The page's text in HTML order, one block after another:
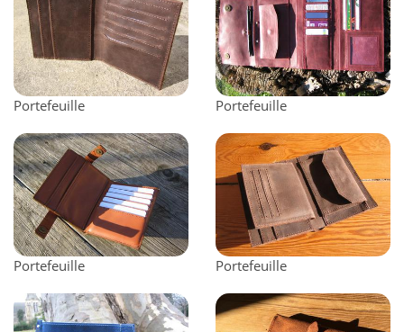
Portefeuille Portefeuille
Portefeuille Portefeuille